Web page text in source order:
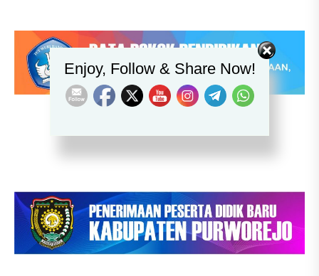
Enjoy, Follow & Share Now!
Set Youtube Channel ID